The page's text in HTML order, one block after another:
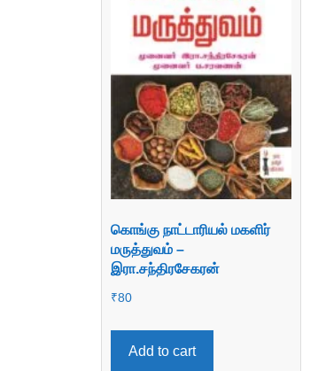
கொங்கு நாட்டாரியல் மகளிர்
மருத்துவம் –
இரா.சந்திரசேகரன்
₹80
Add to cart